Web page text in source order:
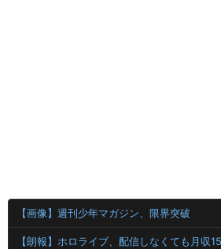
【画像】週刊少年マガジン、限界突破